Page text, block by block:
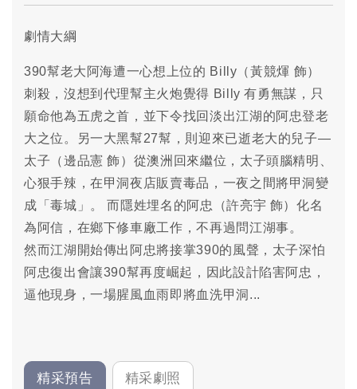
劇情大綱
390幫老大阿海遭一心想上位的 Billy （黃競煇 飾）
刺殺，沒想到代理幫主火炮覺得 Billy 有勇無謀，只
願命他為五虎之首，並下令找回淡出江湖的阿忠登老
大之位。另一大黑幫27幫，則迎來已逝老大的兒子—
太子 （邊品憲 飾） 從澳洲回來繼位，太子頭腦精明、
心狠手辣，在甲洞夜店販賣毒品，一夜之間將甲洞變
成「毒城」。 而隱姓埋名的阿忠
（許亮宇 飾）化名
為阿信， 在鄉下修車廠工作，不再過問江湖事。
然而江湖開始傳出阿忠將接掌390的風聲，太子深怕
阿忠復出會讓390幫再度崛起，因此設計陷害阿忠，
逼他現身，一場腥風血雨即將血洗甲洞...
精采預告 精采劇照